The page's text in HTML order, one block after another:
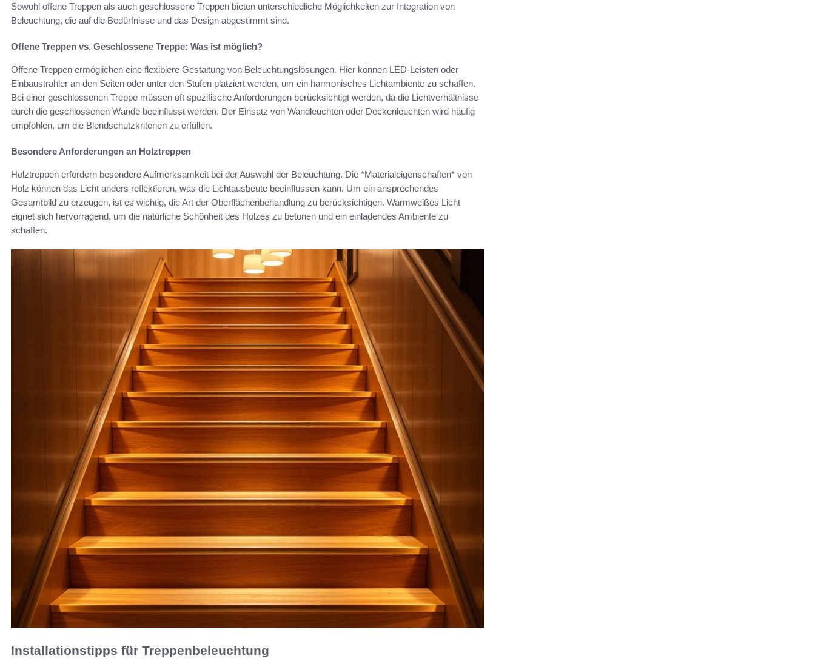
Sowohl offene Treppen als auch geschlossene Treppen bieten unterschiedliche Möglichkeiten zur Integration von
Beleuchtung, die auf die Bedürfnisse und das Design abgestimmt sind.
Offene Treppen vs. Geschlossene Treppe: Was ist möglich?
Offene Treppen ermöglichen eine flexiblere Gestaltung von Beleuchtungslösungen. Hier können LED-Leisten oder
Einbaustrahler an den Seiten oder unter den Stufen platziert werden, um ein harmonisches Lichtambiente zu schaffen.
Bei einer geschlossenen Treppe müssen oft spezifische Anforderungen berücksichtigt werden, da die Lichtverhältnisse
durch die geschlossenen Wände beeinflusst werden. Der Einsatz von Wandleuchten oder Deckenleuchten wird häufig
empfohlen, um die Blendschutzkriterien zu erfüllen.
Besondere Anforderungen an Holztreppen
Holztreppen erfordern besondere Aufmerksamkeit bei der Auswahl der Beleuchtung. Die *Materialeigenschaften* von
Holz können das Licht anders reflektieren, was die Lichtausbeute beeinflussen kann. Um ein ansprechendes
Gesamtbild zu erzeugen, ist es wichtig, die Art der Oberflächenbehandlung zu berücksichtigen. Warmweißes Licht
eignet sich hervorragend, um die natürliche Schönheit des Holzes zu betonen und ein einladendes Ambiente zu
schaffen.
Installationstipps für Treppenbeleuchtung